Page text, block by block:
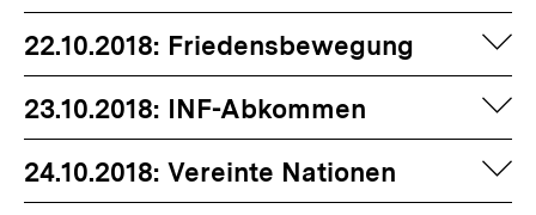
22.10.2018: Friedensbewegung
23.10.2018: INF-Abkommen
24.10.2018: Vereinte Nationen